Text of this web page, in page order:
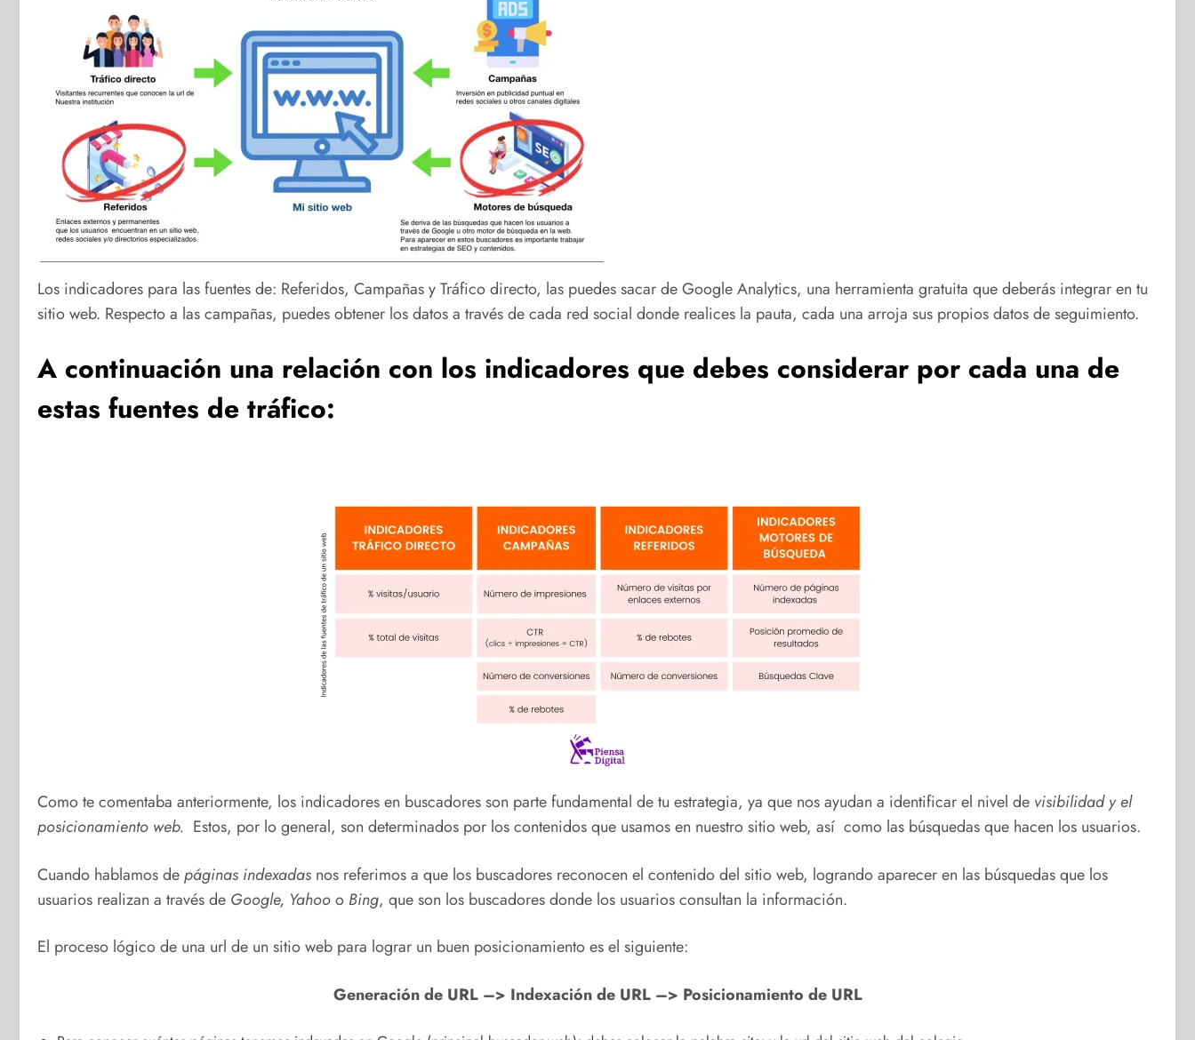
Los indicadores para las fuentes de: Referidos, Campañas y Tráfico directo, las puedes sacar de Google Analytics, una herramienta gratuita que deberás integrar en tu
sitio web. Respecto a las campañas, puedes obtener los datos a través de cada red social donde realices la pauta, cada una arroja sus propios datos de seguimiento.
A continuación una relación con los indicadores que debes considerar por cada una de
estas fuentes de tráfico:
Como te comentaba anteriormente, los indicadores en buscadores son parte fundamental de tu estrategia, ya que nos ayudan a identificar el nivel de visibilidad y el
posicionamiento web. Estos, por lo general, son determinados por los contenidos que usamos en nuestro sitio web, así como las búsquedas que hacen los usuarios.
Cuando hablamos depáginas indexadas nos referimos a que los buscadores reconocen el contenido del sitio web, logrando aparecer en las búsquedas que los
usuarios realizan a través de Google, Yahooo Bing, que son los buscadores donde los usuarios consultan la información.
El proceso lógico de una url de un sitio web para lograr un buen posicionamiento es el siguiente:
Generación de URL –> Indexación de URL –> Posicionamiento de URL